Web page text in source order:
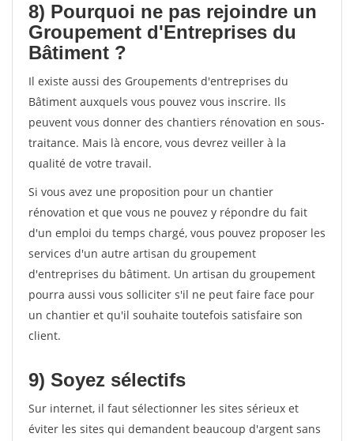
8) Pourquoi ne pas rejoindre un
Groupement d'Entreprises du
Bâtiment ?
Il existe aussi des Groupements d'entreprises du
Bâtiment auxquels vous pouvez vous inscrire. Ils
peuvent vous donner des chantiers rénovation en sous-
traitance. Mais là encore, vous devrez veiller à la
qualité de votre travail.
Si vous avez une proposition pour un chantier
rénovation et que vous ne pouvez y répondre du fait
d'un emploi du temps chargé, vous pouvez proposer les
services d'un autre artisan du groupement
d'entreprises du bâtiment. Un artisan du groupement
pourra aussi vous solliciter s'il ne peut faire face pour
un chantier et qu'il souhaite toutefois satisfaire son
client.
9) Soyez sélectifs
Sur internet, il faut sélectionner les sites sérieux et
éviter les sites qui demandent beaucoup d'argent sans